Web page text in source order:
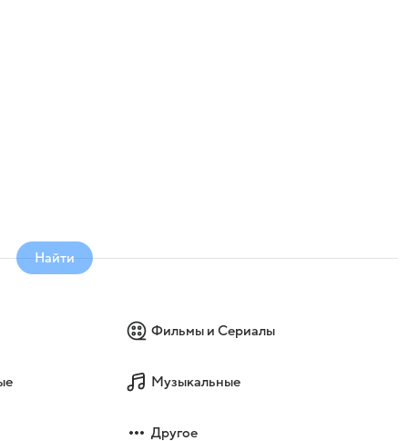
Найти
Фильмы и Сериалы
Музыкальные
Другое